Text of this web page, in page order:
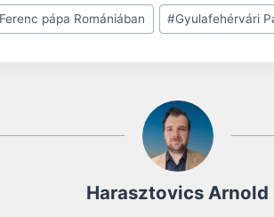
Ferenc pápa Romániában #Gyulafehérvári
Harasztovics Arnold